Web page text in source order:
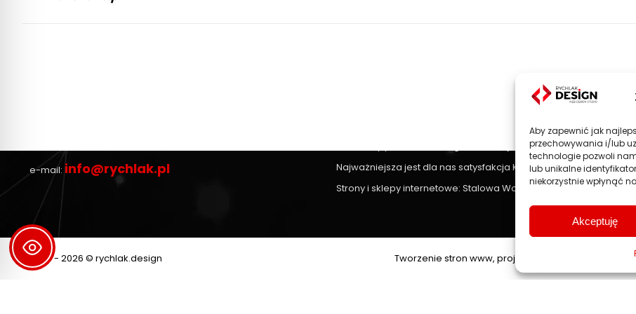
Aby zapewnić jak
przechowywania i/lub
technologie pozwoli
lub unikalne
niekorzystnie wpłynąć
Akceptuję
tel.+48 609 156 576
e-mail: info@rychlak.pl
Strony www, sklepy internetowe
jest głównym profilem działalności
oraz sklepy internetowe zgodnie z najnowszymi trendami na
Najważniejsza jest dla nas satysfakcja Klienta, dlatego każdy
Strony i sklepy internetowe: Stalowa Wola, Rzeszów, Przemyśl,
2008 - 2026 © rychlak.design Tworzenie stron www, projektowanie stron